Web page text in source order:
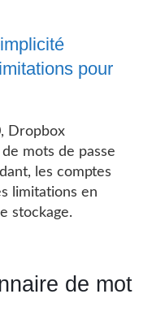
pour
Dropbox
mots de passe
les comptes
limitations en
stockage.
de mot